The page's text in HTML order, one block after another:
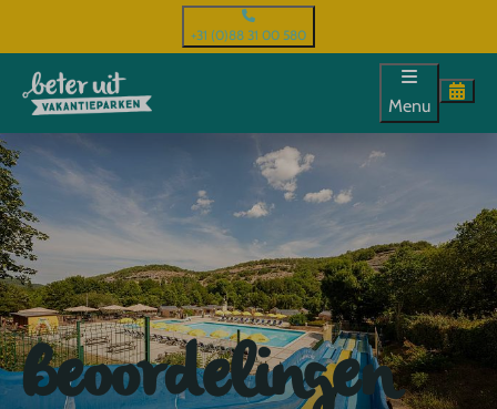
+31 (0)88 31 00 580
Menu
Beoordelingen